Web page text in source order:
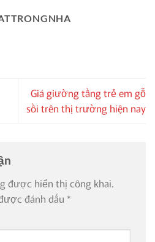
Giá giường tầng trẻ em gỗ
sồi trên thị trường hiện nay
được hiển thị công khai.
đánh dấu *